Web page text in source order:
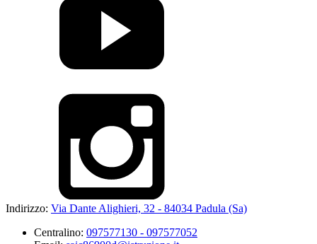
Indirizzo: Via Dante Alighieri, 32 - 84034 Padula (Sa)
Centralino: 097577130 - 097577052